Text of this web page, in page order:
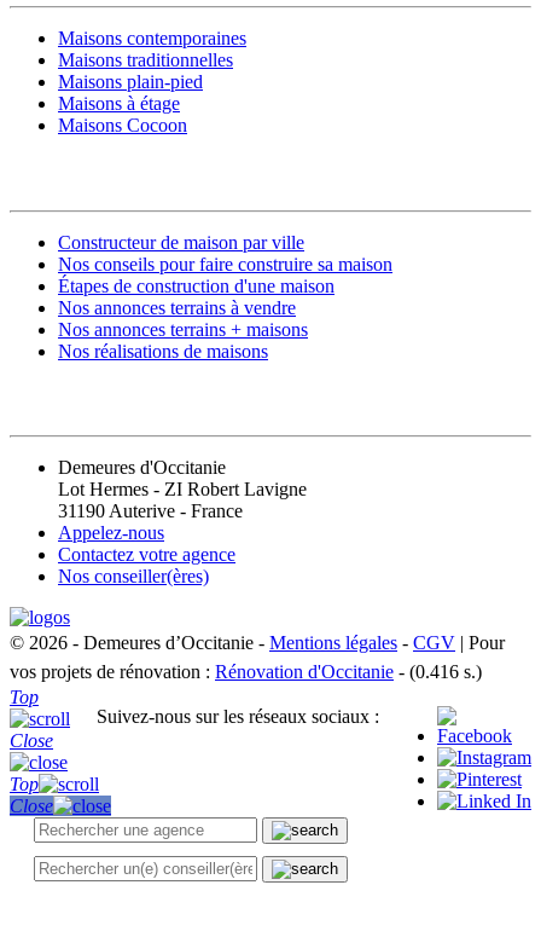
Maisons contemporaines
Maisons traditionnelles
Maisons plain-pied
Maisons à étage
Maisons Cocoon
Constructeur de maison par ville
Nos conseils pour faire construire sa maison
Étapes de construction d'une maison
Nos annonces terrains à vendre
Nos annonces terrains + maisons
Nos réalisations de maisons
Demeures d'Occitanie
Lot Hermes - ZI Robert Lavigne
31190 Auterive - France
Appelez-nous
Contactez votre agence
Nos conseiller(ères)
© 2026 - Demeures d’Occitanie - Mentions légales - CGV | Pour
vos projets de rénovation : Rénovation d'Occitanie - (0.416 s.)
Suivez-nous sur les réseaux sociaux :
Top
Close
Top
Close